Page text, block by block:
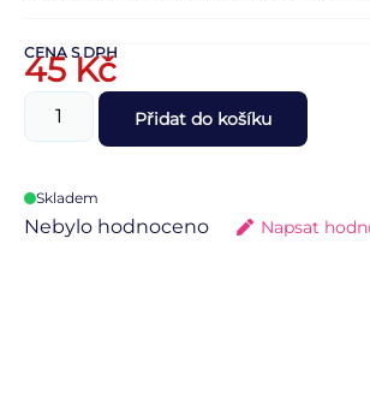
CENA S DPH
45Kč
Přidat do košíku
Skladem
Nebylo hodnoceno Napsat